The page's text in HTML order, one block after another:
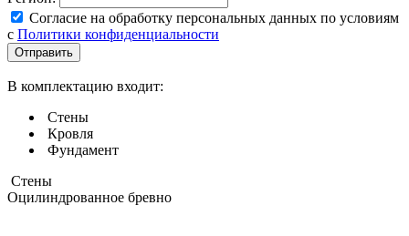
Согласие на обработку персональных данных по условиям
с Политики конфиденциальности
В комплектацию входит:
Стены
Кровля
Фундамент
Стены
Оцилиндрованное бревно